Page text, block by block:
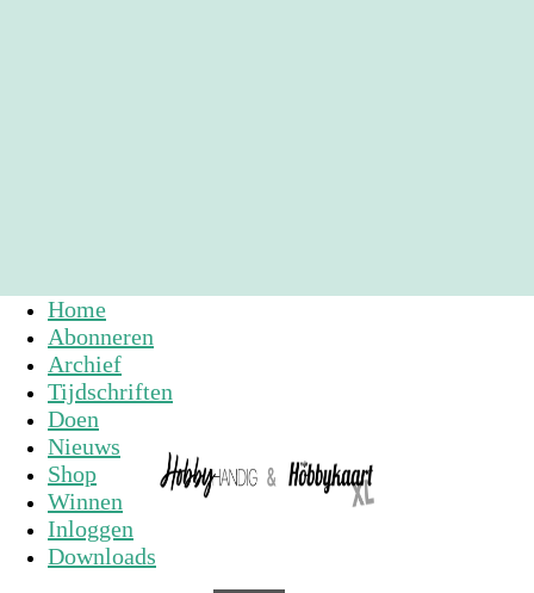
Home
Abonneren
Archief
Tijdschriften
Doen
Nieuws
Shop
Winnen
Inloggen
Downloads